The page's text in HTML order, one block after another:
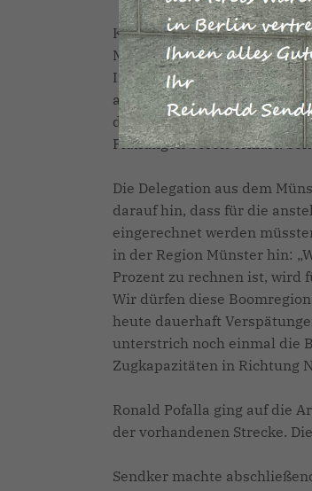
Kernanliegen der
Münster und Lünen. So
Inbetriebnahme der Strecke
auf den Rhein-Ruhr-
der Strecke dringend
Planungen bereit erklärt.
Die Delegation aus dem
darauf hin, dass für die
eingerechnet werden
in der Region Münster hin:
Prozent zu rechnen ist, wird
Wir dürfen diese
heute dauerhaft
unterstrich noch einmal die
Zugkapazitäten in Richtung
Ronald Pofalla ging auf die
der vorhandenen Strecke.
Sendker machte